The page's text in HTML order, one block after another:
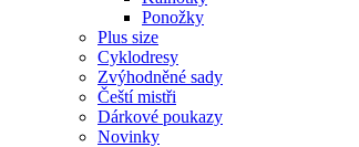
Ponožky
Plus size
Cyklodresy
Zvýhodněné sady
Čeští mistři
Dárkové poukazy
Novinky